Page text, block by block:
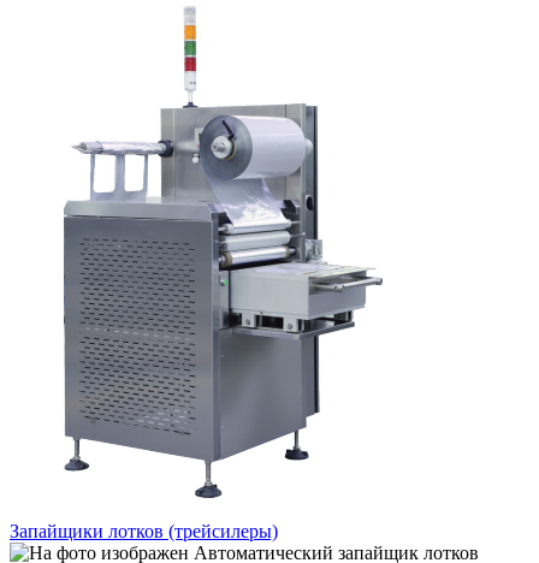
Запайщики лотков (трейсилеры)